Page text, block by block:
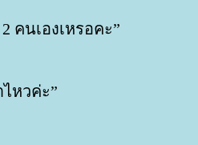
คนเองเหรอคะ”
หวค่ะ”